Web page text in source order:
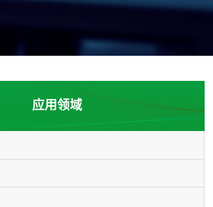
应用领域